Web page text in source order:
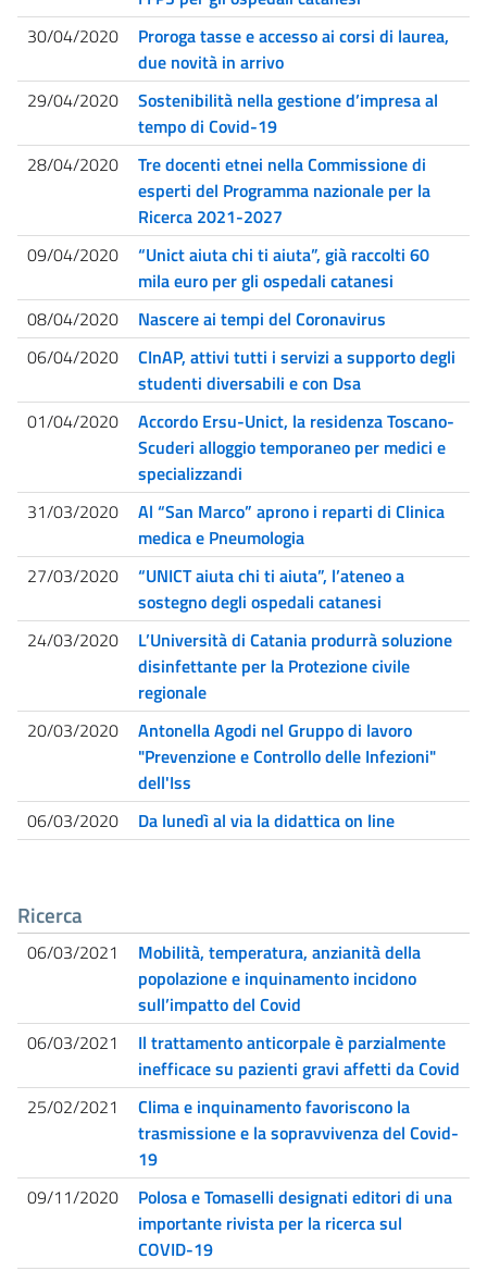
30/04/2020
Proroga tasse e accesso ai corsi di laurea,
due novità in arrivo
29/04/2020
Sostenibilità nella gestione d’impresa al
tempo di Covid-19
28/04/2020
Tre docenti etnei nella Commissione di
esperti del Programma nazionale per la
Ricerca 2021-2027
09/04/2020
“Unict aiuta chi ti aiuta”, già raccolti 60
mila euro per gli ospedali catanesi
08/04/2020
Nascere ai tempi del Coronavirus
06/04/2020
CInAP, attivi tutti i servizi a supporto degli
studenti diversabili e con Dsa
01/04/2020
Accordo Ersu-Unict, la residenza Toscano-
Scuderi alloggio temporaneo per medici e
specializzandi
31/03/2020
Al “San Marco” aprono i reparti di Clinica
medica e Pneumologia
27/03/2020
“UNICT aiuta chi ti aiuta”, l’ateneo a
sostegno degli ospedali catanesi
24/03/2020
L’Università di Catania produrrà soluzione
disinfettante per la Protezione civile
regionale
20/03/2020
Antonella Agodi nel Gruppo di lavoro
"Prevenzione e Controllo delle Infezioni"
dell'Iss
06/03/2020
Da lunedì al via la didattica on line
Ricerca
06/03/2021
Mobilità, temperatura, anzianità della
popolazione e inquinamento incidono
sull’impatto del Covid
06/03/2021
Il trattamento anticorpale è parzialmente
inefficace su pazienti gravi affetti da Covid
25/02/2021
Clima e inquinamento favoriscono la
trasmissione e la sopravvivenza del Covid-
19
09/11/2020
Polosa e Tomaselli designati editori di una
importante rivista per la ricerca sul
COVID-19